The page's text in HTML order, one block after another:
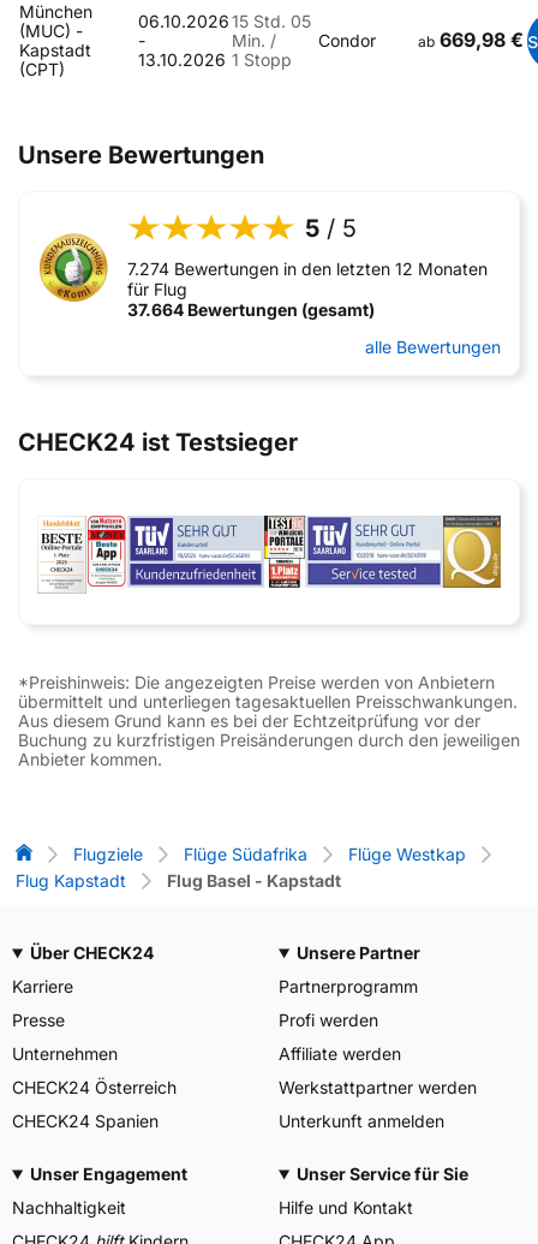
München
(MUC) -
Kapstadt
(CPT)
06.10.2026
-
13.10.2026
15 Std. 05
Min. /
1 Stopp
Condor ab 669,98 €
Unsere Bewertungen
5 / 5
7.274 Bewertungen in den letzten 12 Monaten
für Flug
37.664 Bewertungen (gesamt)
alle Bewertungen
CHECK24 ist Testsieger
*Preishinweis: Die angezeigten Preise werden von Anbietern
übermittelt und unterliegen tagesaktuellen Preisschwankungen.
Aus diesem Grund kann es bei der Echtzeitprüfung vor der
Buchung zu kurzfristigen Preisänderungen durch den jeweiligen
Anbieter kommen.
Flug-Vergleich
Flugziele Flüge Südafrika
Flüge Westkap
Flug Kapstadt
Flug Basel - Kapstadt
Über CHECK24
Karriere
Presse
Unternehmen
CHECK24 Österreich
CHECK24 Spanien
Unsere Partner
Partnerprogramm
Profi werden
Affiliate werden
Werkstattpartner werden
Unterkunft anmelden
Unser Engagement
Nachhaltigkeit
Unser Service für Sie
Hilfe und Kontakt